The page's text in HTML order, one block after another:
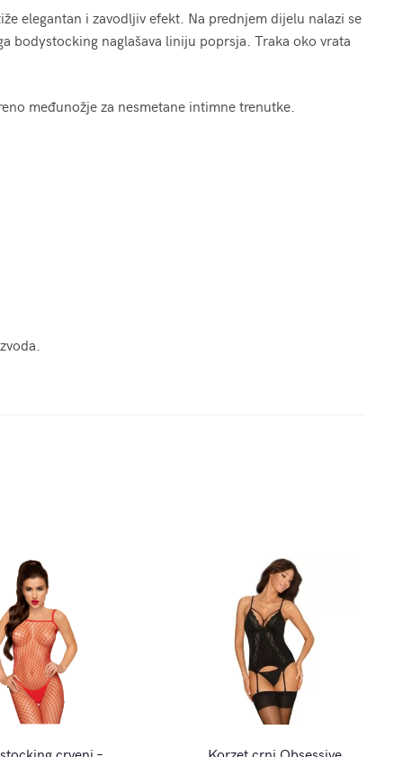
elegantan i zavodljiv efekt. Na prednjem dijelu nalazi se
bodystocking naglašava liniju poprsja. Traka oko vrata
međunožje za nesmetane intimne trenutke.